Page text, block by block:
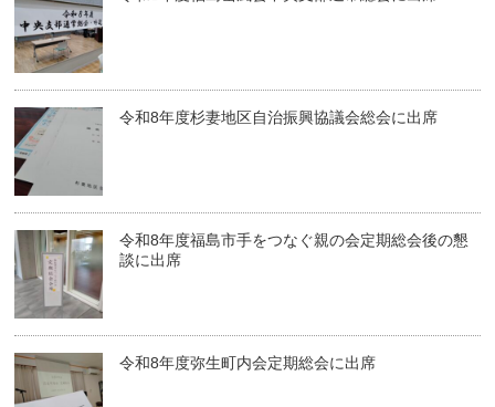
令和8年度杉妻地区自治振興協議会総会に出席
令和8年度福島市手をつなぐ親の会定期総会後の懇
談に出席
令和8年度弥生町内会定期総会に出席